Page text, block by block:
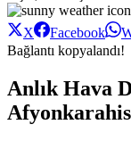
X Facebook
Bağlantı kopyalandı!
Anlık Hava